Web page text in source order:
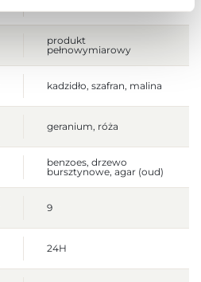
produkt
pełnowymiarowy
kadzidło, szafran, malina
geranium, róża
benzoes, drzewo
bursztynowe, agar (oud)
9
24H